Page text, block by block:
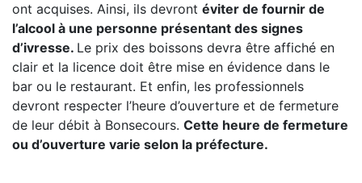
ont acquises. Ainsi, ils devront éviter de fournir de
l’alcool à une personne présentant des signes
d’ivresse. Le prix des boissons devra être affiché en
clair et la licence doit être mise en évidence dans le
bar ou le restaurant. Et enfin, les professionnels
devront respecter l’heure d’ouverture et de fermeture
de leur débit à Bonsecours. Cette heure de fermeture
ou d’ouverture varie selon la préfecture.